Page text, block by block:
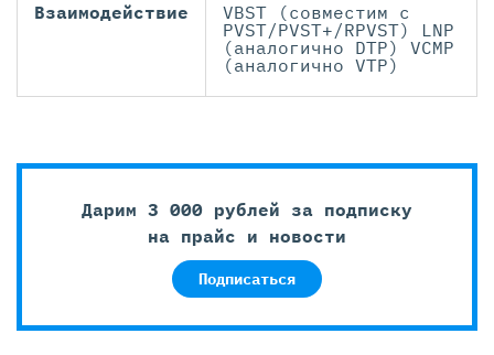
Взаимодействие
VBST (совместим с
PVST/PVST+/RPVST) LNP
(аналогично DTP) VCMP
(аналогично VTP)
Дарим 3 000 рублей за подписку
на прайс и новости
Подписаться